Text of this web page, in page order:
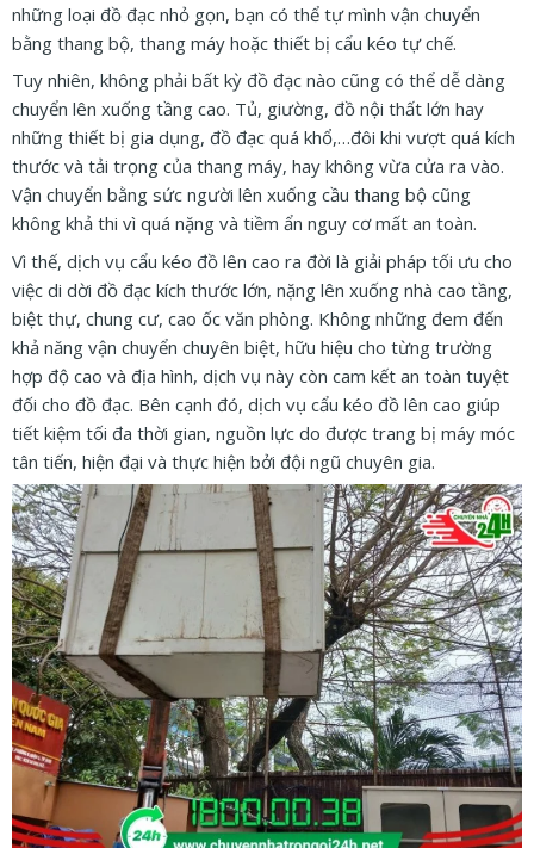
những loại đồ đạc nhỏ gọn, bạn có thể tự mình vận chuyển
bằng thang bộ, thang máy hoặc thiết bị cẩu kéo tự chế.
Tuy nhiên, không phải bất kỳ đồ đạc nào cũng có thể dễ dàng
chuyển lên xuống tầng cao. Tủ, giường, đồ nội thất lớn hay
những thiết bị gia dụng, đồ đạc quá khổ,…đôi khi vượt quá kích
thước và tải trọng của thang máy, hay không vừa cửa ra vào.
Vận chuyển bằng sức người lên xuống cầu thang bộ cũng
không khả thi vì quá nặng và tiềm ẩn nguy cơ mất an toàn.
Vì thế, dịch vụ cẩu kéo đồ lên cao ra đời là giải pháp tối ưu cho
việc di dời đồ đạc kích thước lớn, nặng lên xuống nhà cao tầng,
biệt thự, chung cư, cao ốc văn phòng. Không những đem đến
khả năng vận chuyển chuyên biệt, hữu hiệu cho từng trường
hợp độ cao và địa hình, dịch vụ này còn cam kết an toàn tuyệt
đối cho đồ đạc. Bên cạnh đó, dịch vụ cẩu kéo đồ lên cao giúp
tiết kiệm tối đa thời gian, nguồn lực do được trang bị máy móc
tân tiến, hiện đại và thực hiện bởi đội ngũ chuyên gia.